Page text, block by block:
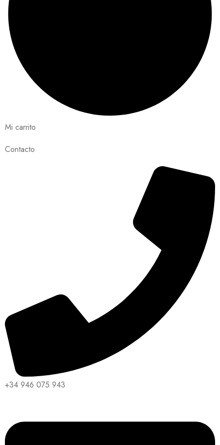
Mi carrito
Contacto
+34 946 075 943